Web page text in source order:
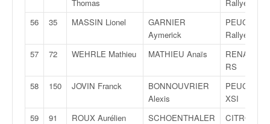
Thomas
Rallye
56
35 MASSIN Lionel
GARNIER
Aymerick
PEUGEOT
Rallye
57
72 WEHRLE Mathieu MATHIEU Anaïs
RENAULT
RS
58
150 JOVIN Franck
BONNOUVRIER
Alexis
PEUGEOT
XSI
59
91 ROUX Aurélien
SCHOENTHALER
CITROËN